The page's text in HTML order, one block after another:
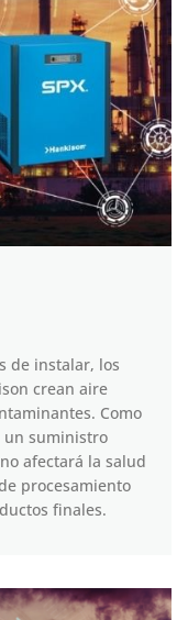
de instalar, los
crean aire
Como
un suministro
afectará la salud
procesamiento
finales.